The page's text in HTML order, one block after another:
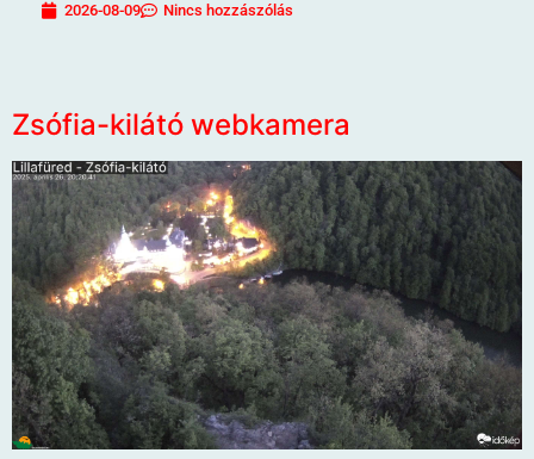
2026-08-09 Nincs hozzászólás
Zsófia-kilátó webkamera